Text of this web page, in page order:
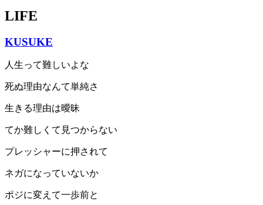
LIFE
KUSUKE
人生って難しいよな
死ぬ理由なんて単純さ
生きる理由は曖昧
てか難しくて見つからない
プレッシャーに押されて
ネガになっていないか
ポジに変えて一歩前と